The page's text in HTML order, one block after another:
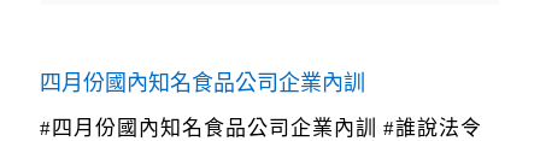
四月份國內知名食品公司企業內訓
#四月份國內知名食品公司企業內訓 #誰說法令